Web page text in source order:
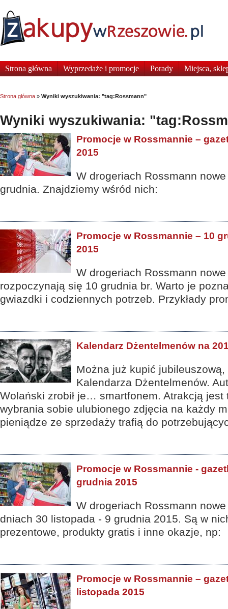
Strona główna Wyprzedaże i promocje Porady Miejsca,
Strona główna » Wyniki wyszukiwania: "tag:Rossmann"
Wyniki wyszukiwania:
Promocje w Rossmannie –
2015
W drogeriach Rossmann
grudnia. Znajdziemy wśród nich:
Promocje w Rossmannie – 10
2015
W drogeriach Rossmann
rozpoczynają się 10 grudnia br. Warto je
gwiazdki i codziennych potrzeb. Przykłady
Kalendarz Dżentelmenów na
Można już kupić
Kalendarza Dżentelmenów.
Wolański zrobił je… smartfonem. Atrakcją jest
wybrania sobie ulubionego zdjęcia na każdy
pieniądze ze sprzedaży trafią do
Promocje w Rossmannie -
grudnia 2015
W drogeriach Rossmann
dniach 30 listopada - 9 grudnia 2015. Są w
prezentowe, produkty gratis i inne okazje, np:
Promocje w Rossmannie –
listopada 2015